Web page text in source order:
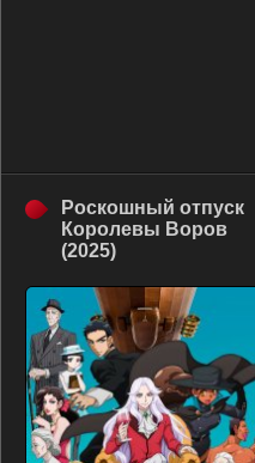
Роскошный отпуск
Королевы Воров
(2025)